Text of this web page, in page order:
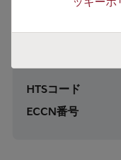
製品カテゴリー
製品サブカテゴリ
HTSコード
ECCN番号